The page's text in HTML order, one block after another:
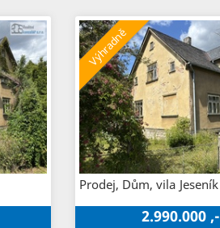
Prodej, Dům, vila Jeseník
2.990.000 ,-